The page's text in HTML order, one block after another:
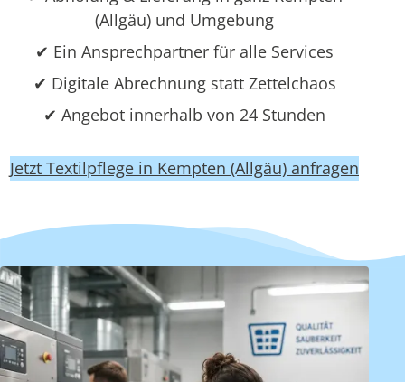
(Allgäu) und Umgebung
✔ Ein Ansprechpartner für alle Services
✔ Digitale Abrechnung statt Zettelchaos
✔ Angebot innerhalb von 24 Stunden
Jetzt Textilpflege in Kempten (Allgäu) anfragen